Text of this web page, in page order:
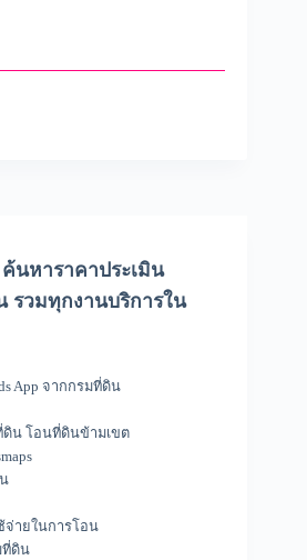
นหาราคาประเมิน
รวมทุกงานบริการใน
App จากกรมที่ดิน
ดิน โอนที่ดินข้ามเขต
ายในการโอน
ที่ดิน